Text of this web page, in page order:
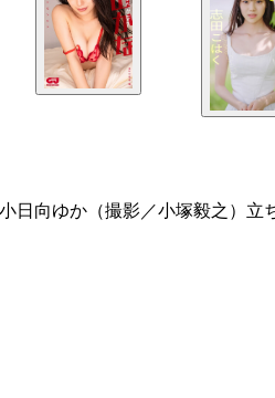
日向ゆか（撮影／小塚毅之）